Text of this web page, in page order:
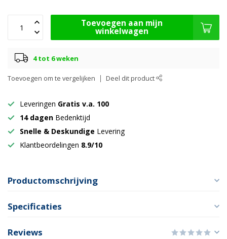
Toevoegen aan mijn
winkelwagen
4 tot 6 weken
Toevoegen om te vergelijken Deel dit product
Leveringen Gratis v.a. 100
14 dagen Bedenktijd
Snelle & Deskundige Levering
Klantbeordelingen 8.9/10
Productomschrijving
Specificaties
Reviews